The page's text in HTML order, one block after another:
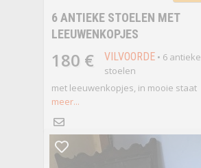
6 ANTIEKE STOELEN MET
LEEUWENKOPJES
180 € VILVOORDE• 6 antieke
stoelen
met leeuwenkopjes, in mooie staat
meer...